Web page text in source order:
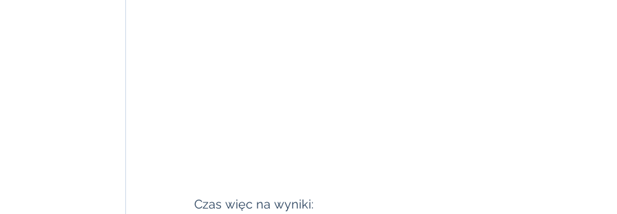
Czas więc na wyniki: